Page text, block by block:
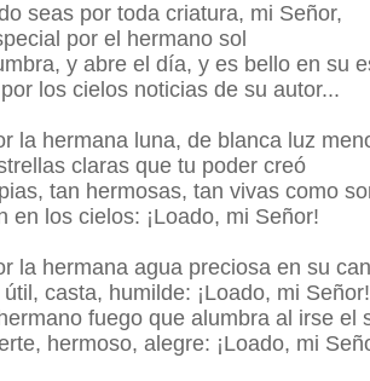
seas por toda criatura, mi Señor,
por el hermano sol
y abre el día, y es bello en su
los cielos noticias de su autor...
la hermana luna, de blanca luz
claras que tu poder creó
tan hermosas, tan vivas como
en los cielos: ¡Loado, mi Señor!
la hermana agua preciosa en su
casta, humilde: ¡Loado, mi Señor!
fuego que alumbra al irse el
hermoso, alegre: ¡Loado, mi